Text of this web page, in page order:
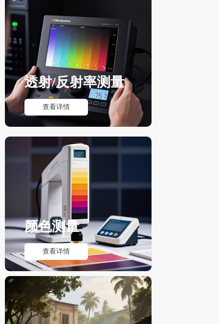
颜色测量
查看详情
透射/反射率测量
查看详情